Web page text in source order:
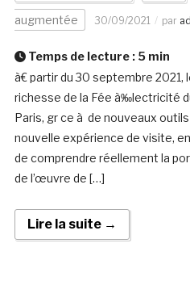
augmentée 30/09/2021 par
Temps de lecture : 5 min
à€ partir du 30 septembre 2021,
richesse de la Fée à‰lectricité
Paris, gr ce à de nouveaux
nouvelle expérience de visite,
de comprendre réellement la
de l’œuvre de […]
Lire la suite →